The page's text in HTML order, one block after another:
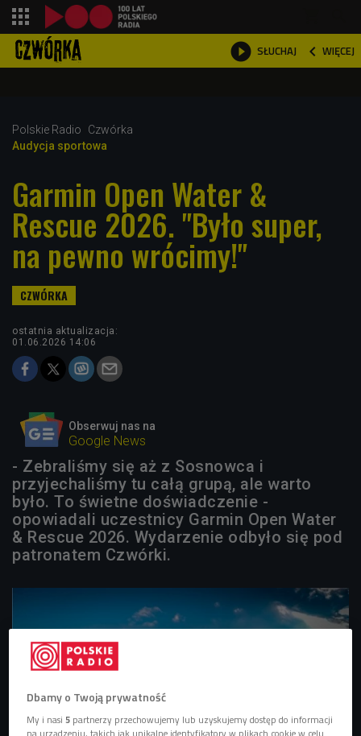
 SŁUCHAJ  WIĘCEJ

Polskie Radio
Czwórka
Audycja sportowa
Garmin Open Water &
Rescue 2026. "Było super,
na pewno wrócimy!"
ostatnia aktualizacja:
01.06.2026 14:06
Obserwuj nas na
Google News
- Zebraliśmy się aż z Sosnowca i
przyjechaliśmy tu całą grupą, ale warto
było. To świetne doświadczenie -
opowiadali uczestnicy Garmin Open Water
& Rescue 2026. Wydarzenie odbyło się pod
patronatem Czwórki.
Dbamy o Twoją prywatność
My i nasi5 partnerzy przechowujemy lub uzyskujemy dostęp do informacji
na urządzeniu, takich jak unikalne identyfikatory w plikach cookie w celu